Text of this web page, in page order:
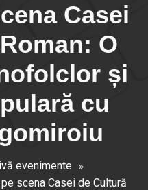
Casei
O
și
cu
evenimente
scena Casei de Cultură